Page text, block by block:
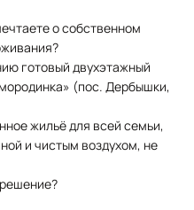
о собственном
готовый двухэтажный
(пос. Дербышки,
жильё для всей семьи,
и чистым воздухом, не